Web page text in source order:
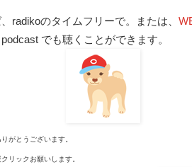
radikoのタイムフリーで。または、
でも聴くことができます。
がとうございます。
リックお願いします。